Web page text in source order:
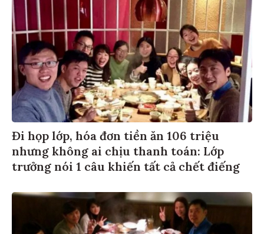
Đi họp lớp, hóa đơn tiền ăn 106 triệu
nhưng không ai chịu thanh toán: Lớp
trưởng nói 1 câu khiến tất cả chết điếng